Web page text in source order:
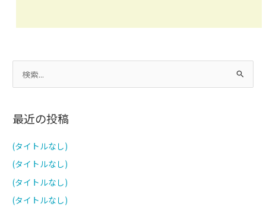
索
象
最近の投稿
(タイトルなし)
(タイトルなし)
(タイトルなし)
(タイトルなし)